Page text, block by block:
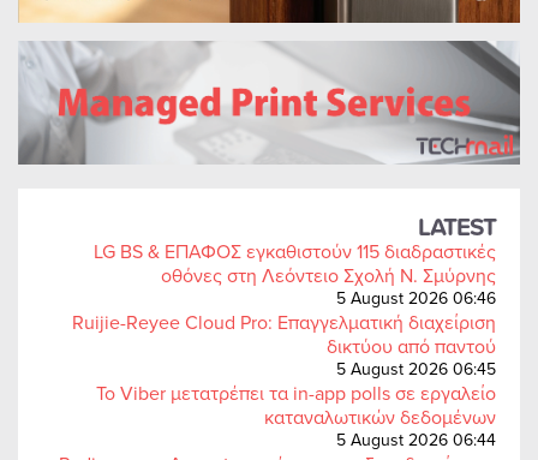
LATEST
LG BS & ΕΠΑΦΟΣ εγκαθιστούν 115 διαδραστικές
οθόνες στη Λεόντειο Σχολή Ν. Σμύρνης
5 August 2026 06:46
Ruijie-Reyee Cloud Pro: Επαγγελματική διαχείριση
δικτύου από παντού
5 August 2026 06:45
Το Viber μετατρέπει τα in-app polls σε εργαλείο
καταναλωτικών δεδομένων
5 August 2026 06:44